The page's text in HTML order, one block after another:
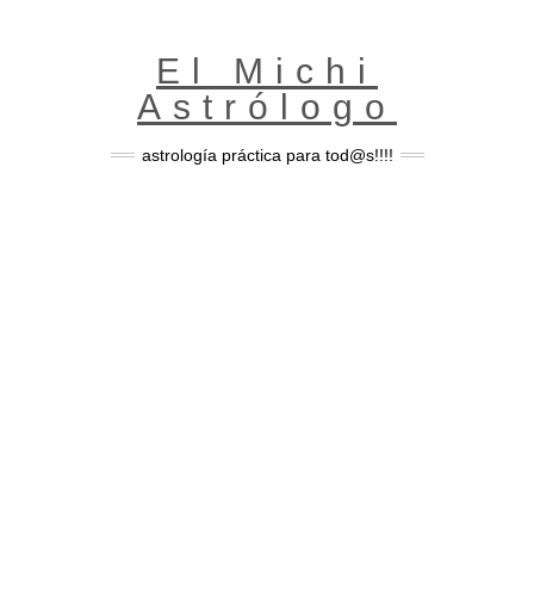
El Michi
Astrólogo
astrología práctica para tod@s!!!!